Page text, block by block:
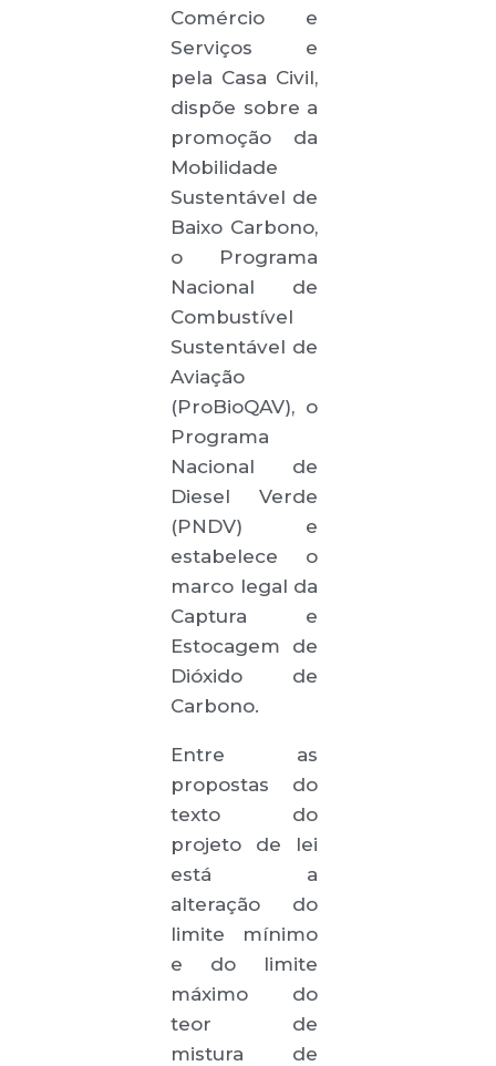
Comércio e
Serviços e
pela Casa Civil,
dispõe sobre a
promoção da
Mobilidade
Sustentável de
Baixo Carbono,
o Programa
Nacional de
Combustível
Sustentável de
Aviação
(ProBioQAV), o
Programa
Nacional de
Diesel Verde
(PNDV) e
estabelece o
marco legal da
Captura e
Estocagem de
Dióxido de
Carbono.
Entre as
propostas do
texto do
projeto de lei
está a
alteração do
limite mínimo
e do limite
máximo do
teor de
mistura de